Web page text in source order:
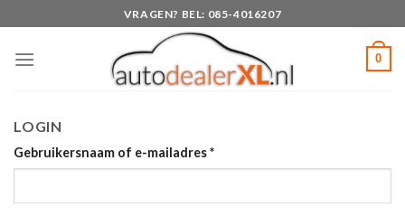
to
content
VRAGEN? BEL: 085-4016207
0
LOGIN
Gebruikersnaam of e-mailadres*